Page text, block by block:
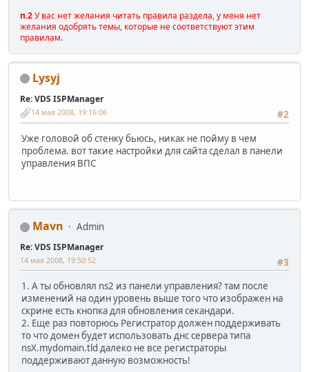
п.2У вас нет желания читать правила раздела, у меня нет
желания одобрять темы, которые не соответствуют этим
правилам.
Lysyj
Re: VDS ISPManager
#2
14 мая 2008, 19:16:06
Уже головой об стенку бьюсь, никак не пойму в чем
проблема. вот такие настройки для сайта сделал в панели
управления ВПС
Mavn Admin
Re: VDS ISPManager
#3
14 мая 2008, 19:50:52
1. А ты обновлял ns2 из панели управления? там после
изменений на один уровень выше того что изображен на
скрине есть кнопка для обновления секандари.
2. Еще раз повторюсь Регистратор должен поддерживать
то что домен будет использовать днс сервера типа
nsX.mydomain.tld далеко не все регистраторы
поддерживают данную возможность!